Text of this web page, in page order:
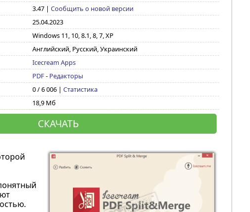
3.47| Сообщить о новой версии
25.04.2023
Windows 11, 10, 8.1, 8, 7, XP
Английский, Русский, Украинский
Icecream Apps
PDF- Редакторы
0 / 6 006 | Статистика
18,9 Мб
СКАЧАТЬ